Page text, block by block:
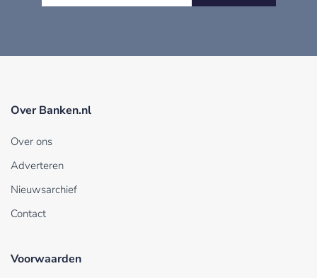
Over Banken.nl
Over ons
Adverteren
Nieuwsarchief
Contact
Voorwaarden